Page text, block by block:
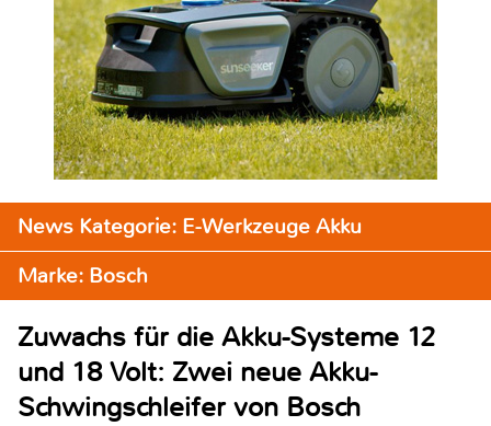
News Kategorie: E-Werkzeuge Akku
Marke: Bosch
Zuwachs für die Akku-Systeme 12
und 18 Volt: Zwei neue Akku-
Schwingschleifer von Bosch